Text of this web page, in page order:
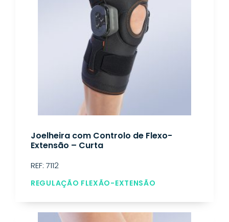
Joelheira com Controlo de Flexo-
Extensão – Curta
REF: 7112
REGULAÇÃO FLEXÃO-EXTENSÃO